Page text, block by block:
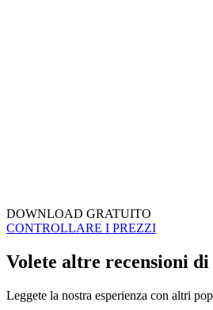
DOWNLOAD GRATUITO
CONTROLLARE I PREZZI
Volete altre recensioni
Leggete la nostra esperienza con altri